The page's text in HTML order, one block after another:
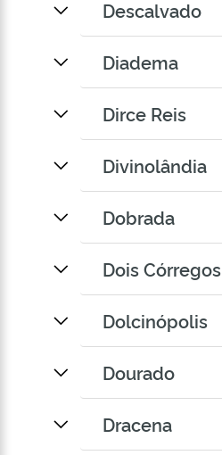
Descalvado
Diadema
Dirce Reis
Divinolândia
Dobrada
Dois Córregos
Dolcinópolis
Dourado
Dracena